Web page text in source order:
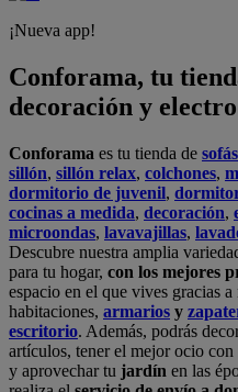
¡Nueva app!
Conforama, tu
decoración y
Conforama es tu tienda de sofás
sillón, sillón relax, colchones,
dormitorio de juvenil,
cocinas a medida, decoración,
microondas, lavavajillas,
Descubre nuestra amplia
para tu hogar, con los mejores
espacio en el que vives gracias a
habitaciones, armarios y
escritorio. Además, podrás
artículos, tener el mejor ocio
y aprovechar tu jardín en las